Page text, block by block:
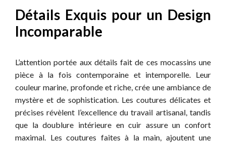
Détails Exquis pour un Design
Incomparable
L’attention portée aux détails fait de ces mocassins une
pièce à la fois contemporaine et intemporelle. Leur
couleur marine, profonde et riche, crée une ambiance de
mystère et de sophistication. Les coutures délicates et
précises révèlent l’excellence du travail artisanal, tandis
que la doublure intérieure en cuir assure un confort
maximal. Les coutures faites à la main, ajoutent une